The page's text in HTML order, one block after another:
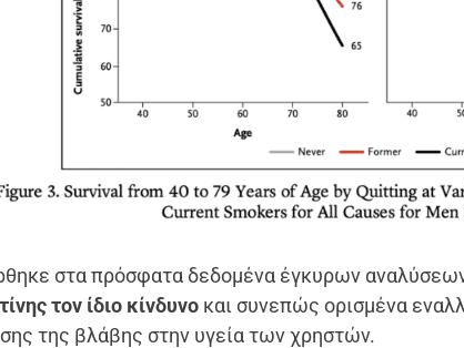
στα πρόσφατα δεδομένα έγκυρων
τον ίδιο κίνδυνο και συνεπώς ορισμένα
της βλάβης στην υγεία των χρηστών.